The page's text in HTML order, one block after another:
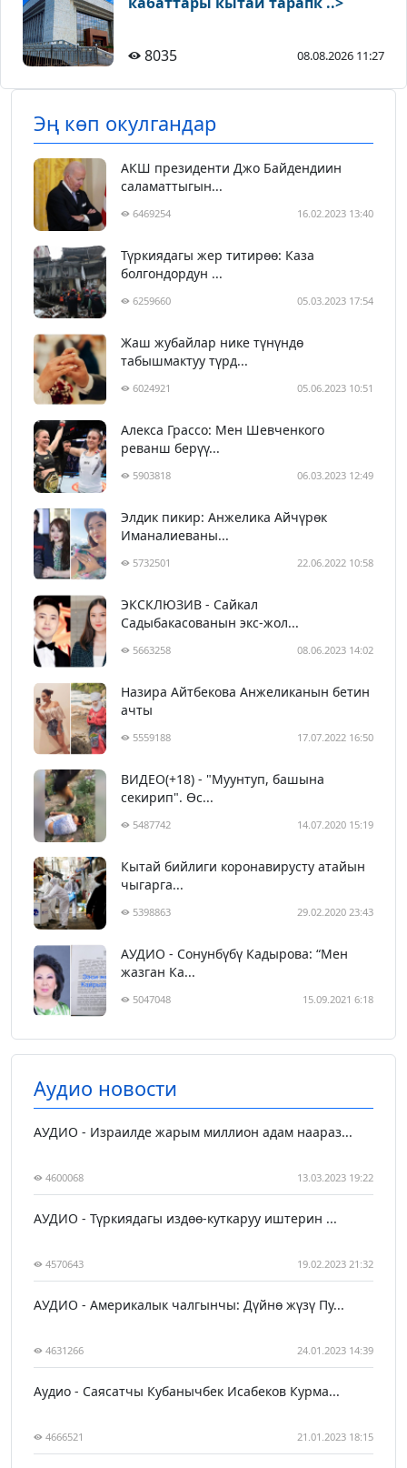
8035 08.08.2026 11:27
Эң көп окулгандар
АКШ президенти Джо Байдендиин
саламаттыгын...
6469254 16.02.2023 13:40
Түркиядагы жер титирөө: Каза
болгондордун ...
6259660 05.03.2023 17:54
Жаш жубайлар нике түнүндө
табышмактуу түрд...
6024921 05.06.2023 10:51
Алекса Грассо: Мен Шевченкого
реванш берүү...
5903818 06.03.2023 12:49
Элдик пикир: Анжелика Айчүрөк
Иманалиеваны...
5732501 22.06.2022 10:58
ЭКСКЛЮЗИВ - Сайкал
Садыбакасованын экс-жол...
5663258 08.06.2023 14:02
Назира Айтбекова Анжеликанын бетин
ачты
5559188 17.07.2022 16:50
ВИДЕО(+18) - "Муунтуп, башына
секирип". Өс...
5487742 14.07.2020 15:19
Кытай бийлиги коронавирусту атайын
чыгарга...
5398863 29.02.2020 23:43
АУДИО - Сонунбүбү Кадырова: “Мен
жазган Ка...
5047048 15.09.2021 6:18
Аудио новости
АУДИО - Израилде жарым миллион адам наараз...
4600068 13.03.2023 19:22
АУДИО - Түркиядагы издөө-куткаруу иштерин ...
4570643 19.02.2023 21:32
АУДИО - Америкалык чалгынчы: Дүйнө жүзү Пу...
4631266 24.01.2023 14:39
Аудио - Саясатчы Кубанычбек Исабеков Курма...
4666521 21.01.2023 18:15